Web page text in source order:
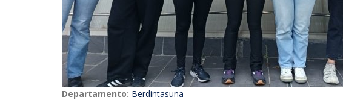
Departamento: Berdintasuna